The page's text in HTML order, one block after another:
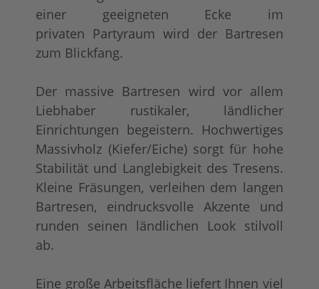
einer geeigneten Ecke im
privaten Partyraum wird der Bartresen
zum Blickfang.
Der massive Bartresen wird vor allem
Liebhaber rustikaler, ländlicher
Einrichtungen begeistern. Hochwertiges
Massivholz (Kiefer/Eiche) sorgt für hohe
Stabilität und Langlebigkeit des Tresens.
Kleine Fräsungen, verleihen dem langen
Bartresen, eindrucksvolle Akzente und
runden seinen ländlichen Look stilvoll
ab.
Eine große Arbeitsfläche liefert Ihnen viel